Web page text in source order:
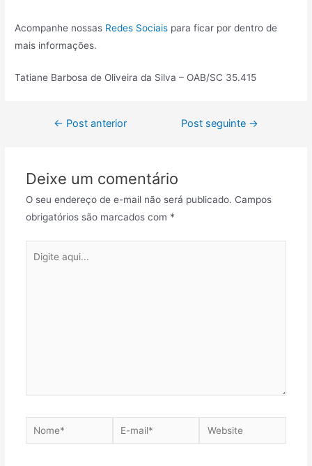
Acompanhe nossas Redes Sociais para ficar por dentro de
mais informações.
Tatiane Barbosa de Oliveira da Silva – OAB/SC 35.415
← Post anterior Post seguinte →
Deixe um comentário
O seu endereço de e-mail não será publicado. Campos
obrigatórios são marcados com *